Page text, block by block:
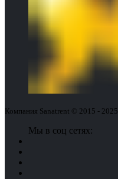
Компания Sanatrent © 2015 - 2025
Мы в соц сетях: